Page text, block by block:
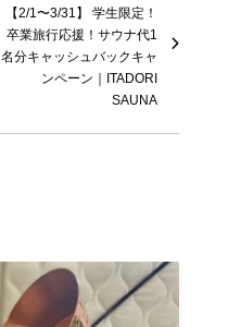
【2/1〜3/31】 学生限定！
卒業旅行応援！サウナ代1
名分キャッシュバックキャ
ンペーン｜ITADORI
SAUNA